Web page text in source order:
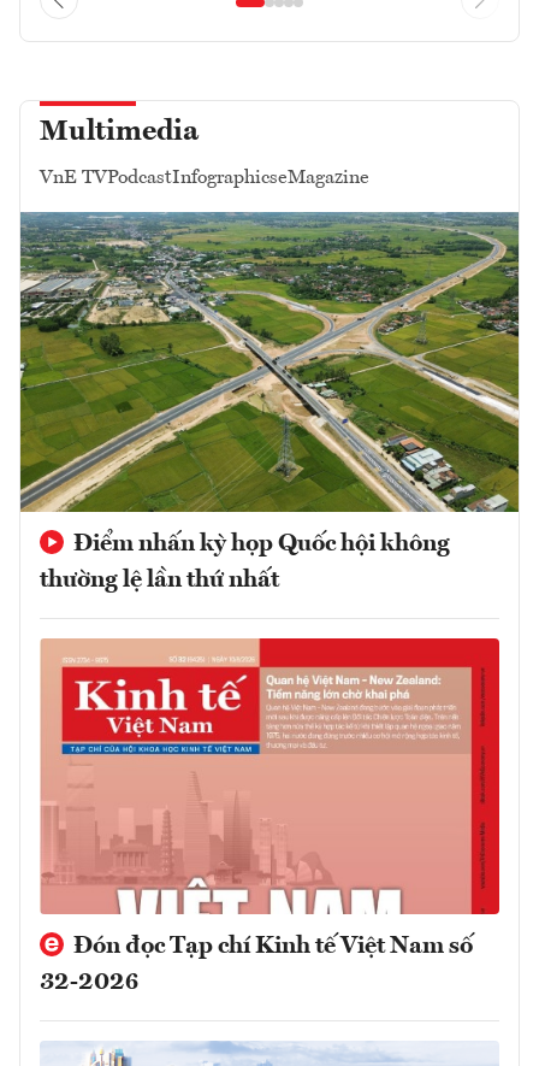
Multimedia
VnE TVPodcastInfographicseMagazine
Điểm nhấn kỳ họp Quốc hội không
thường lệ lần thứ nhất
Đón đọc Tạp chí Kinh tế Việt Nam số
32-2026